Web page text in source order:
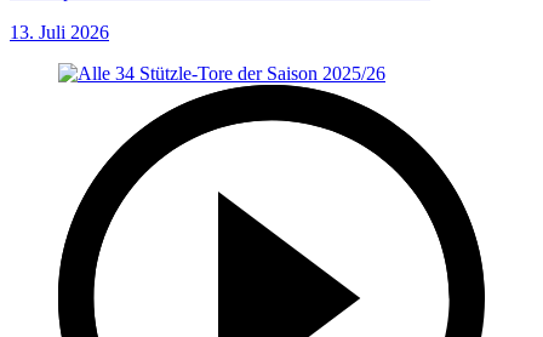
13. Juli 2026